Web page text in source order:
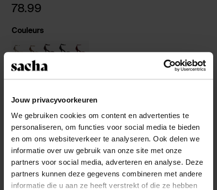
Jouw privacyvoorkeuren
We gebruiken cookies om content en advertenties te
personaliseren, om functies voor social media te bieden
en om ons websiteverkeer te analyseren. Ook delen we
informatie over uw gebruik van onze site met onze
partners voor social media, adverteren en analyse. Deze
partners kunnen deze gegevens combineren met andere
informatie die u aan ze heeft verstrekt of die ze hebben
78.99
Couleurs
Sélectionnez votre taille
Service d'assistance
Délai de rétractation de 14 jours
Description du produit
Sandales à talon branchées de Sacha ! Les sandales
ont un design métallisé doré avec une bande large.